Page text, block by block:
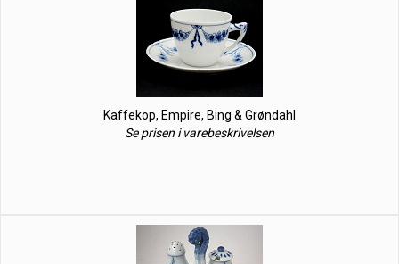
Kaffekop, Empire, Bing & Grøndahl
Se prisen i varebeskrivelsen